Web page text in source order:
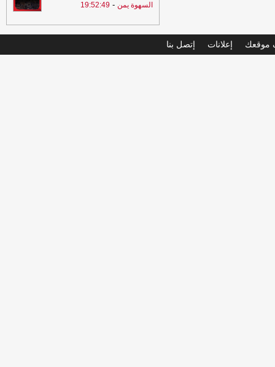
السهوة يمن -
19:52:49
موقعك إعلانات إتصل بنا